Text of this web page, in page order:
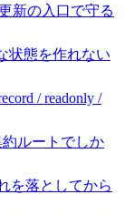
新の入口で守る
状態を作れない
/ readonly /
ルートでしか
を落としてから